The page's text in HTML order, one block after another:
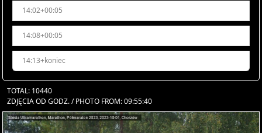
14:02+00:05
14:08+00:05
14:13+koniec
TOTAL: 10440
ZDJĘCIA OD GODZ. / PHOTO FROM: 09:55:40